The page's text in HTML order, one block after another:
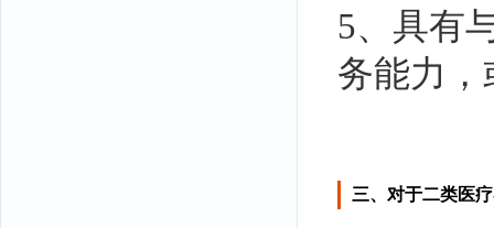
5、具有
务能力
三、对于二类医